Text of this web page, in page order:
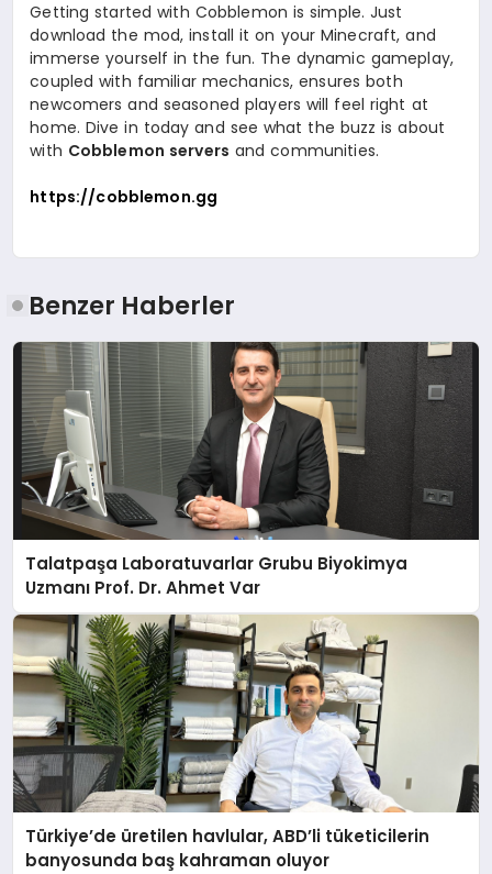
Getting started with Cobblemon is simple. Just
download the mod, install it on your Minecraft, and
immerse yourself in the fun. The dynamic gameplay,
coupled with familiar mechanics, ensures both
newcomers and seasoned players will feel right at
home. Dive in today and see what the buzz is about
with Cobblemon servers and communities.
https://cobblemon.gg
Benzer Haberler
Talatpaşa Laboratuvarlar Grubu Biyokimya
Uzmanı Prof. Dr. Ahmet Var
Türkiye’de üretilen havlular, ABD’li tüketicilerin
banyosunda baş kahraman oluyor